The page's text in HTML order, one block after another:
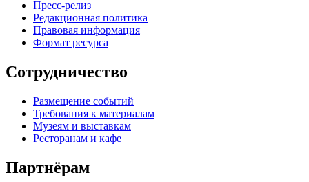
Пресс-релиз
Редакционная политика
Правовая информация
Формат ресурса
Сотрудничество
Размещение событий
Требования к материалам
Музеям и выставкам
Ресторанам и кафе
Партнёрам